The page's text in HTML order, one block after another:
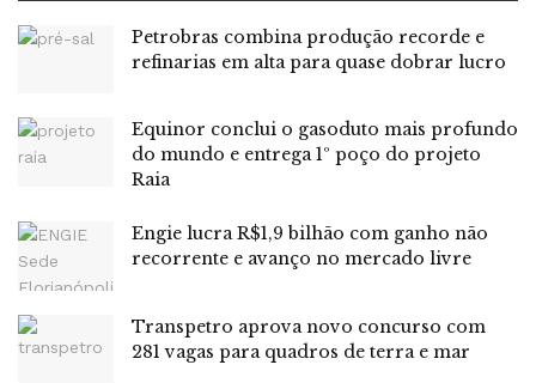
Petrobras combina produção recorde e
refinarias em alta para quase dobrar lucro
Equinor conclui o gasoduto mais profundo
do mundo e entrega 1º poço do projeto
Raia
Engie lucra R$1,9 bilhão com ganho não
recorrente e avanço no mercado livre
Transpetro aprova novo concurso com
281 vagas para quadros de terra e mar